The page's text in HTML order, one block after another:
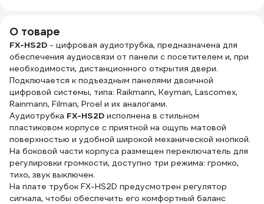
О товаре
FX-HS2D - цифровая аудиотрубка, предназначена для
обеспечения аудиосвязи от панели с посетителем и, при
необходимости, дистанционного открытия двери.
Подключается к подъездным панелями двоичной
цифровой системы, типа: Raikmann, Keyman, Lascomex,
Rainmann, Filman, Proel и их аналогами.
Аудиотрубка FX-HS2D исполнена в стильном
пластиковом корпусе с приятной на ощупь матовой
поверхностью и удобной широкой механической кнопкой.
На боковой части корпуса размещен переключатель для
регулировки громкости, доступно три режима: громко,
тихо, звук выключен.
На плате трубок FX-HS2D предусмотрен регулятор
сигнала, чтобы обеспечить его комфортный баланс